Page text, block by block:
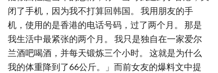
闭了手机，因为我不打算回韩国。 我用朋友的手
机，使用的是香港的电话号码，过了两个月。 那是
我生活中最紧张的两个月。 我只是独自在一家爱尔
兰酒吧喝酒，并每天锻炼三个小时。 这就是为什么
我的体重降到了66公斤。」而前女友的爆料文中提